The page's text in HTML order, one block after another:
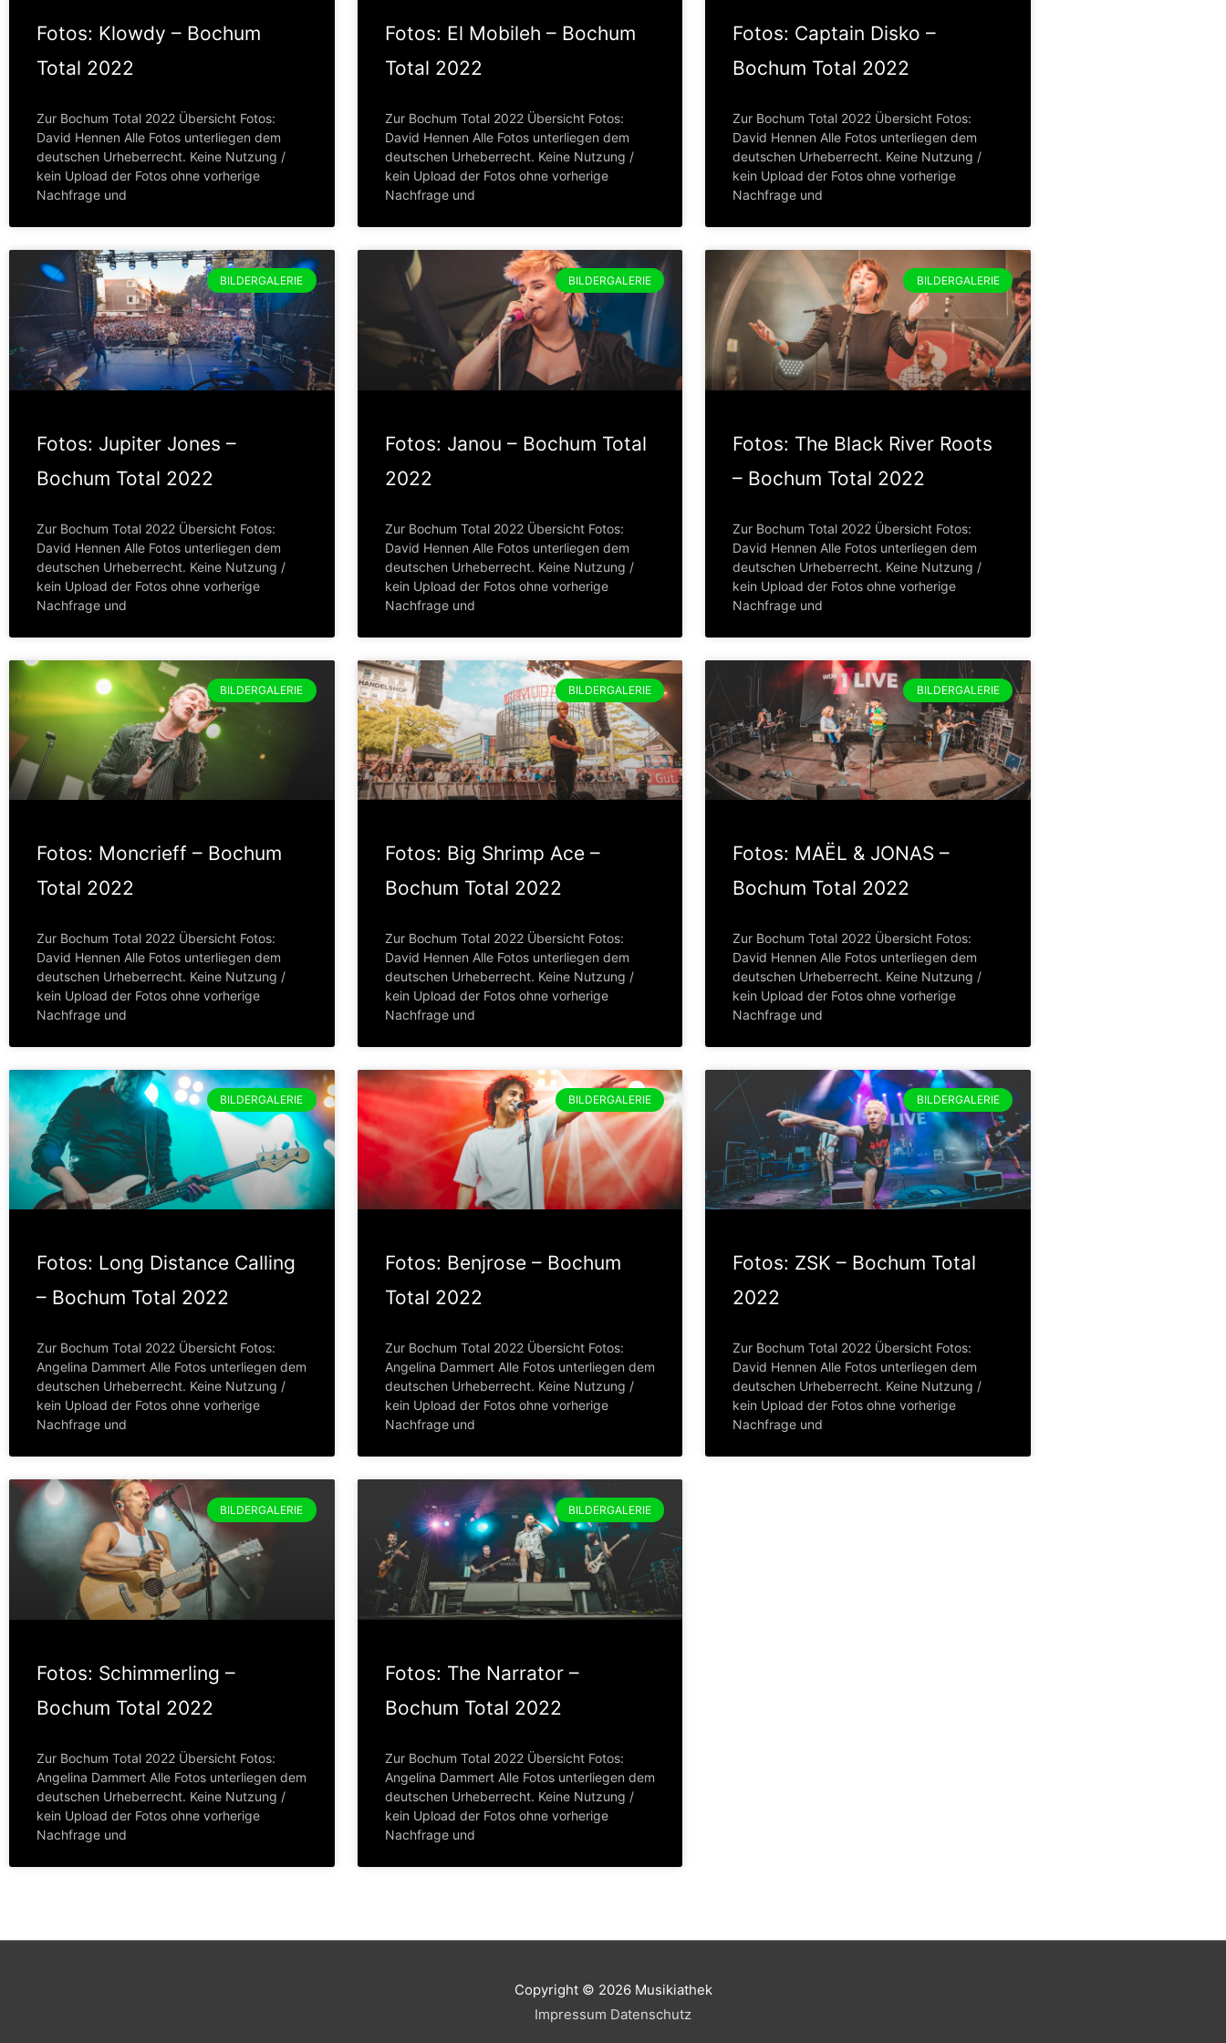
Fotos: Klowdy – Bochum
Total 2022
Zur Bochum Total 2022 Übersicht Fotos:
David Hennen Alle Fotos unterliegen dem
deutschen Urheberrecht. Keine Nutzung /
kein Upload der Fotos ohne vorherige
Nachfrage und
Fotos: El Mobileh – Bochum
Total 2022
Zur Bochum Total 2022 Übersicht Fotos:
David Hennen Alle Fotos unterliegen dem
deutschen Urheberrecht. Keine Nutzung /
kein Upload der Fotos ohne vorherige
Nachfrage und
Fotos: Captain Disko –
Bochum Total 2022
Zur Bochum Total 2022 Übersicht Fotos:
David Hennen Alle Fotos unterliegen dem
deutschen Urheberrecht. Keine Nutzung /
kein Upload der Fotos ohne vorherige
Nachfrage und
BILDERGALERIE
Fotos: Jupiter Jones –
Bochum Total 2022
Zur Bochum Total 2022 Übersicht Fotos:
David Hennen Alle Fotos unterliegen dem
deutschen Urheberrecht. Keine Nutzung /
kein Upload der Fotos ohne vorherige
Nachfrage und
BILDERGALERIE
Fotos: Janou – Bochum Total
2022
Zur Bochum Total 2022 Übersicht Fotos:
David Hennen Alle Fotos unterliegen dem
deutschen Urheberrecht. Keine Nutzung /
kein Upload der Fotos ohne vorherige
Nachfrage und
BILDERGALERIE
Fotos: The Black River Roots
– Bochum Total 2022
Zur Bochum Total 2022 Übersicht Fotos:
David Hennen Alle Fotos unterliegen dem
deutschen Urheberrecht. Keine Nutzung /
kein Upload der Fotos ohne vorherige
Nachfrage und
BILDERGALERIE
Fotos: Moncrieff – Bochum
Total 2022
Zur Bochum Total 2022 Übersicht Fotos:
David Hennen Alle Fotos unterliegen dem
deutschen Urheberrecht. Keine Nutzung /
kein Upload der Fotos ohne vorherige
Nachfrage und
BILDERGALERIE
Fotos: Big Shrimp Ace –
Bochum Total 2022
Zur Bochum Total 2022 Übersicht Fotos:
David Hennen Alle Fotos unterliegen dem
deutschen Urheberrecht. Keine Nutzung /
kein Upload der Fotos ohne vorherige
Nachfrage und
BILDERGALERIE
Fotos: MAËL & JONAS –
Bochum Total 2022
Zur Bochum Total 2022 Übersicht Fotos:
David Hennen Alle Fotos unterliegen dem
deutschen Urheberrecht. Keine Nutzung /
kein Upload der Fotos ohne vorherige
Nachfrage und
BILDERGALERIE
Fotos: Long Distance Calling
– Bochum Total 2022
Zur Bochum Total 2022 Übersicht Fotos:
Angelina Dammert Alle Fotos unterliegen dem
deutschen Urheberrecht. Keine Nutzung /
kein Upload der Fotos ohne vorherige
Nachfrage und
BILDERGALERIE
Fotos: Benjrose – Bochum
Total 2022
Zur Bochum Total 2022 Übersicht Fotos:
Angelina Dammert Alle Fotos unterliegen dem
deutschen Urheberrecht. Keine Nutzung /
kein Upload der Fotos ohne vorherige
Nachfrage und
BILDERGALERIE
Fotos: ZSK – Bochum Total
2022
Zur Bochum Total 2022 Übersicht Fotos:
David Hennen Alle Fotos unterliegen dem
deutschen Urheberrecht. Keine Nutzung /
kein Upload der Fotos ohne vorherige
Nachfrage und
BILDERGALERIE
Fotos: Schimmerling –
Bochum Total 2022
Zur Bochum Total 2022 Übersicht Fotos:
Angelina Dammert Alle Fotos unterliegen dem
deutschen Urheberrecht. Keine Nutzung /
kein Upload der Fotos ohne vorherige
Nachfrage und
BILDERGALERIE
Fotos: The Narrator –
Bochum Total 2022
Zur Bochum Total 2022 Übersicht Fotos:
Angelina Dammert Alle Fotos unterliegen dem
deutschen Urheberrecht. Keine Nutzung /
kein Upload der Fotos ohne vorherige
Nachfrage und
Copyright © 2026 Musikiathek
Impressum Datenschutz